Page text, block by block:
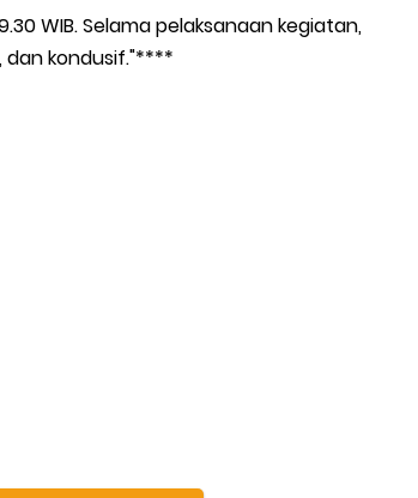
WIB. Selama pelaksanaan kegiatan,
kondusif."****